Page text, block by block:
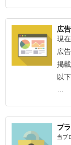
広
現
広
掲
以
プ
当ブ